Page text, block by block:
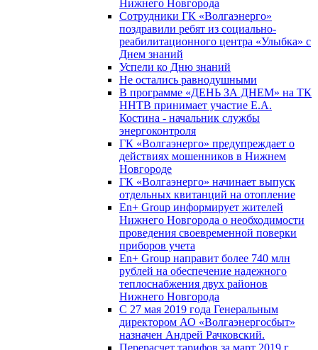
Нижнего Новгорода
Сотрудники ГК «Волгаэнерго»
поздравили ребят из социально-
реабилитационного центра «Улыбка» с
Днем знаний
Успели ко Дню знаний
Не остались равнодушными
В программе «ДЕНЬ ЗА ДНЕМ» на ТК
ННТВ принимает участие Е.А.
Костина - начальник службы
энергоконтроля
ГК «Волгаэнерго» предупреждает о
действиях мошенников в Нижнем
Новгороде
ГК «Волгаэнерго» начинает выпуск
отдельных квитанций на отопление
En+ Group информирует жителей
Нижнего Новгорода о необходимости
проведения своевременной поверки
приборов учета
En+ Group направит более 740 млн
рублей на обеспечение надежного
теплоснабжения двух районов
Нижнего Новгорода
С 27 мая 2019 года Генеральным
директором АО «Волгаэнергосбыт»
назначен Андрей Рачковский.